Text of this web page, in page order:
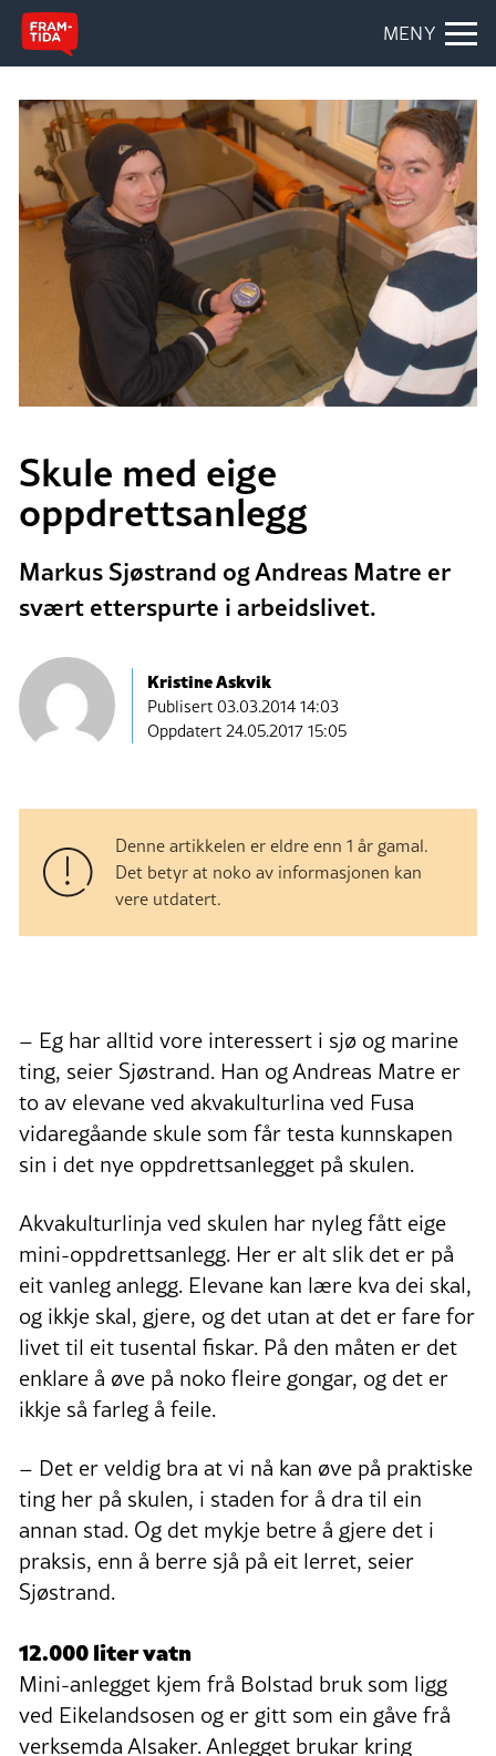
MENY
Skule med eige
oppdrettsanlegg
Markus Sjøstrand og Andreas Matre er
svært etterspurte i arbeidslivet.
Kristine Askvik
Publisert03.03.2014 14:03
Oppdatert 24.05.2017 15:05
Denne artikkelen er eldre enn 1 år gamal.
Det betyr at noko av informasjonen kan
vere utdatert.
– Eg har alltid vore interessert i sjø og marine
ting, seier Sjøstrand. Han og Andreas Matre er
to av elevane ved akvakulturlina ved Fusa
vidaregåande skule som får testa kunnskapen
sin i det nye oppdrettsanlegget på skulen.
Akvakulturlinja ved skulen har nyleg fått eige
mini-oppdrettsanlegg. Her er alt slik det er på
eit vanleg anlegg. Elevane kan lære kva dei skal,
og ikkje skal, gjere, og det utan at det er fare for
livet til eit tusental fiskar. På den måten er det
enklare å øve på noko fleire gongar, og det er
ikkje så farleg å feile.
– Det er veldig bra at vi nå kan øve på praktiske
ting her på skulen, i staden for å dra til ein
annan stad. Og det mykje betre å gjere det i
praksis, enn å berre sjå på eit lerret, seier
Sjøstrand.
12.000 liter vatn
Mini-anlegget kjem frå Bolstad bruk som ligg
ved Eikelandsosen og er gitt som ein gåve frå
verksemda Alsaker. Anlegget brukar kring